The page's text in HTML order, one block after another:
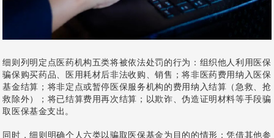
细则列明定点医药机构五类将被依法处罚的行为：组织他人利用医保
骗保购买药品、医用耗材后非法收购、销售；将非医药费用纳入医保
基金结算；将非定点或暂停医保服务机构的费用纳入结算（急救、抢
救除外）；将已结算费用再次结算；以欺诈、伪造证明材料等手段骗
取医保基金支出。
同时，细则明确个人六类以骗取医保基金为目的的情形：凭借其他参